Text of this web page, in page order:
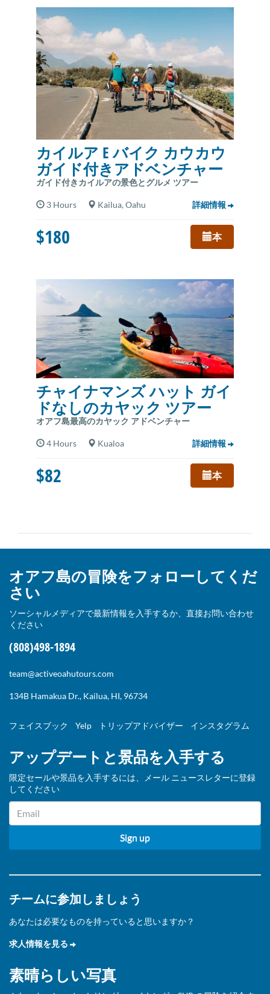
カイルア E バイク カウカウ
ガイド付きアドベンチャー
ガイド付きカイルアの景色とグルメ ツアー
3 Hours Kailua, Oahu 詳細情報
$180 本
チャイナマンズ ハット ガイ
ドなしのカヤック ツアー
オアフ島最高のカヤック アドベンチャー
4 Hours Kualoa 詳細情報
$82 本
オアフ島の冒険をフォローしてくだ
さい
ソーシャルメディアで最新情報を入手するか、直接お問い合わせ
ください
(808)498-1894
team@activeoahutours.com
134B Hamakua Dr., Kailua, HI, 96734
フェイスブック Yelp トリップアドバイザー インスタグラム
アップデートと景品を入手する
限定セールや景品を入手するには、メール ニュースレターに登録
してください
チームに参加しましょう
あなたは必要なものを持っていると思いますか？
求人情報を見る
素晴らしい写真